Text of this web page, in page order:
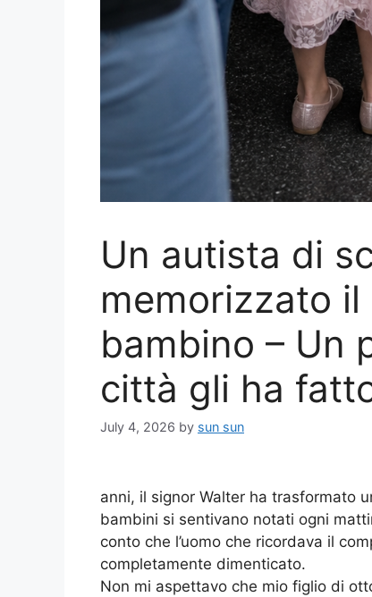
Un autista di
memorizzato
bambino – Un
città gli ha
July 4, 2026 by sun sun
anni, il signor Walter ha trasformato
bambini si sentivano notati ogni
conto che l’uomo che ricordava il
completamente dimenticato.
Non mi aspettavo che mio figlio di